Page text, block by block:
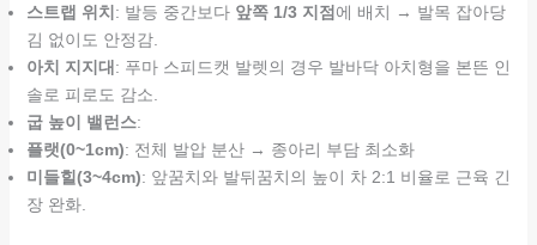
스트랩 위치: 발등 중간보다 앞쪽 1/3 지점에 배치 → 발목 잡아당
김 없이도 안정감.
아치 지지대: 푸마 스피드캣 발렛의 경우 발바닥 아치형을 본뜬 인
솔로 피로도 감소.
굽 높이 밸런스:
플랫(0~1cm): 전체 발압 분산 → 종아리 부담 최소화
미들힐(3~4cm): 앞꿈치와 발뒤꿈치의 높이 차 2:1 비율로 근육 긴
장 완화.